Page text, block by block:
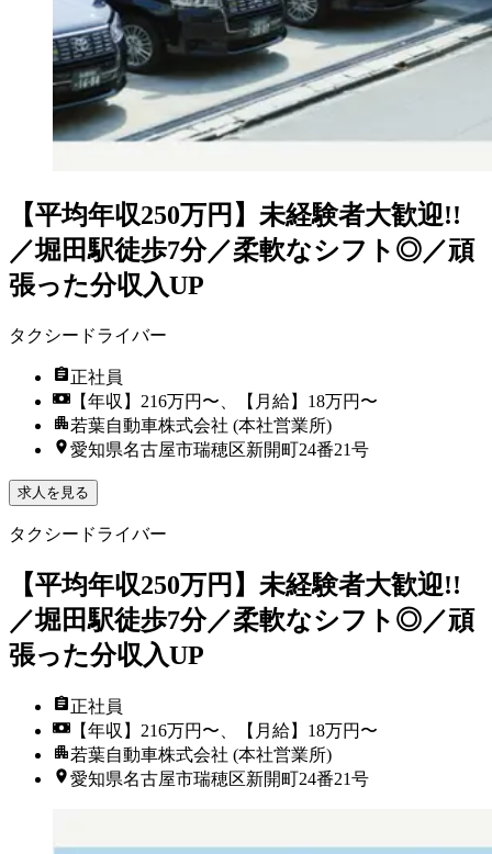
【平均年収250万円】未経験者大歓迎!!
／堀田駅徒歩7分／柔軟なシフト◎／頑
張った分収入UP
タクシードライバー
正社員
【年収】216万円〜、【月給】18万円〜
若葉自動車株式会社 (本社営業所)
愛知県名古屋市瑞穂区新開町24番21号
求人を見る
タクシードライバー
【平均年収250万円】未経験者大歓迎!!
／堀田駅徒歩7分／柔軟なシフト◎／頑
張った分収入UP
正社員
【年収】216万円〜、【月給】18万円〜
若葉自動車株式会社 (本社営業所)
愛知県名古屋市瑞穂区新開町24番21号